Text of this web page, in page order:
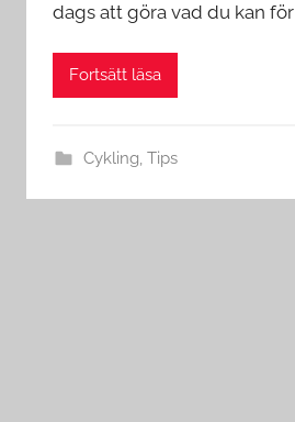
dags att göra vad du kan för
Fortsätt läsa
Cykling Tips